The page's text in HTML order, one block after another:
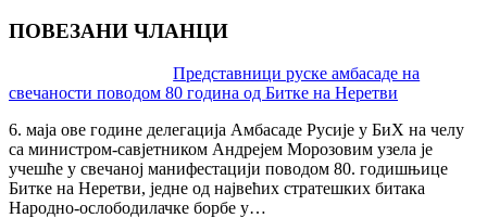
ПОВЕЗАНИ ЧЛАНЦИ
Представници руске амбасаде на
свечаности поводом 80 година од Битке на Неретви
6. маја ове године делегација Амбасаде Русије у БиХ на челу
са министром-савјетником Андрејем Морозовим узела је
учешће у свечаној манифестацији поводом 80. годишњице
Битке на Неретви, једне од највећих стратешких битака
Народно-ослободилачке борбе у…
navigation